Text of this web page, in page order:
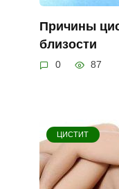
Причины
близости
0 87
ЦИСТИТ